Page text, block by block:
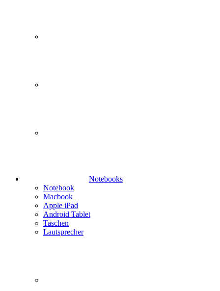
Notebooks
Notebook
Macbook
Apple iPad
Android Tablet
Taschen
Lautsprecher